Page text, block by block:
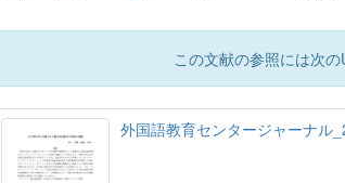
この文献の参照には次
外国語教育センタージャーナル